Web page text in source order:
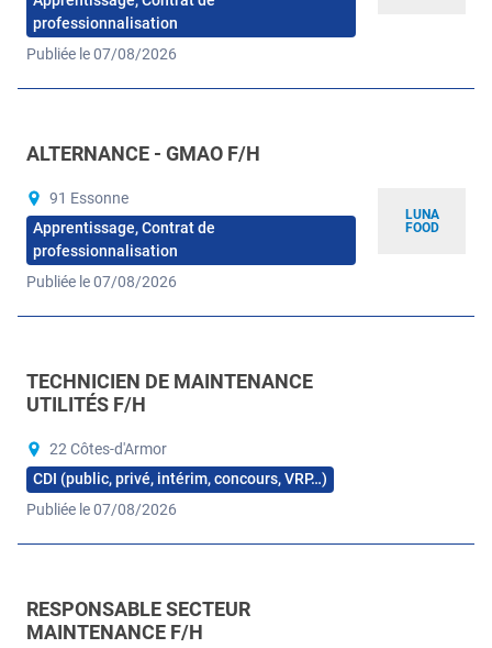
professionnalisation
Publiée le 07/08/2026
LUNA
FOOD
ALTERNANCE - GMAO F/H
91 Essonne
Apprentissage, Contrat de
professionnalisation
Publiée le 07/08/2026
TECHNICIEN DE MAINTENANCE
UTILITÉS F/H
22 Côtes-d'Armor
CDI (public, privé, intérim, concours, VRP…)
Publiée le 07/08/2026
RESPONSABLE SECTEUR
MAINTENANCE F/H